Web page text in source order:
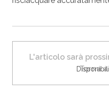
L'articolo sarà
Torna